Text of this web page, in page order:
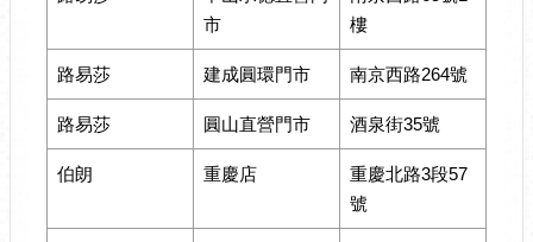
市
樓
路易莎 建成圓環門市 南京西路264號
路易莎 圓山直營門市 酒泉街35號
伯朗 重慶店
重慶北路3段57
號